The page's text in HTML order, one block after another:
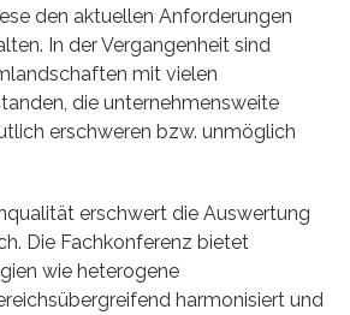
den aktuellen Anforderungen
In der Vergangenheit sind
mit vielen
die unternehmensweite
erschweren bzw. unmöglich
erschwert die Auswertung
Die Fachkonferenz bietet
wie heterogene
harmonisiert und